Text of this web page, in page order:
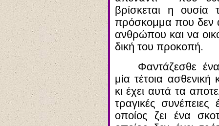
βρίσκεται η
πρόσκομμα που δεν
ανθρώπου και να
δική του προκοπή.
Φαντάζεσθε
μία τέτοια
κι έχει αυτά τα
τραγικές
οποίος ζει ένα